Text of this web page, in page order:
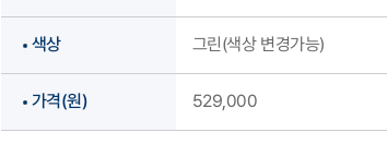
색상 그린(색상 변경가능)
가격(원) 529,000